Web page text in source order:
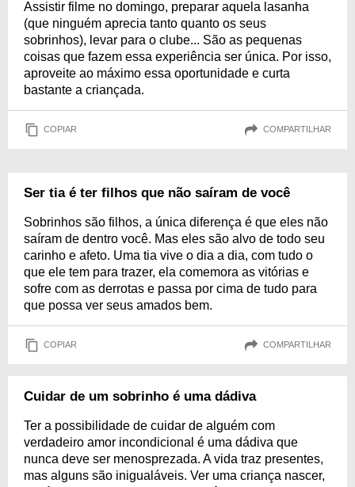
Assistir filme no domingo, preparar aquela lasanha
(que ninguém aprecia tanto quanto os seus
sobrinhos), levar para o clube... São as pequenas
coisas que fazem essa experiência ser única. Por isso,
aproveite ao máximo essa oportunidade e curta
bastante a criançada.
COPIAR COMPARTILHAR
Ser tia é ter filhos que não saíram de você
Sobrinhos são filhos, a única diferença é que eles não
saíram de dentro você. Mas eles são alvo de todo seu
carinho e afeto. Uma tia vive o dia a dia, com tudo o
que ele tem para trazer, ela comemora as vitórias e
sofre com as derrotas e passa por cima de tudo para
que possa ver seus amados bem.
COPIAR COMPARTILHAR
Cuidar de um sobrinho é uma dádiva
Ter a possibilidade de cuidar de alguém com
verdadeiro amor incondicional é uma dádiva que
nunca deve ser menosprezada. A vida traz presentes,
mas alguns são inigualáveis. Ver uma criança nascer,